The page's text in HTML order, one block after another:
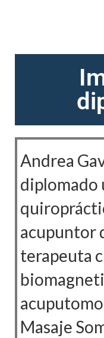
Andrea
diplomado
acupuntor
terapeuta
Masaje